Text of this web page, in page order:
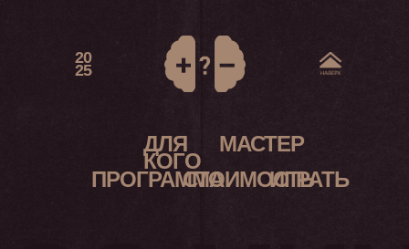
20
25
ДЛЯ
КОГО
МАСТЕР
ПРОГРАММАСТОИМОСТЬ
ИГРАТЬ